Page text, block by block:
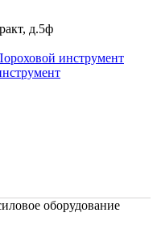
д.5ф
инструмент
оборудование